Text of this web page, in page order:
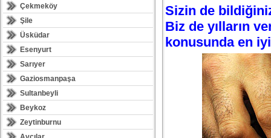
Çekmeköy
Şile
Üsküdar
Esenyurt
Sarıyer
Gaziosmanpaşa
Sultanbeyli
Beykoz
Zeytinburnu
Sizin de
Biz de yılların
konusunda en